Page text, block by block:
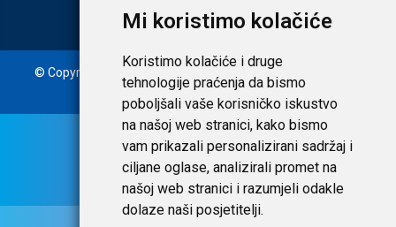
Mi koristimo kolačiće
Koristimo kolačiće i druge
tehnologije praćenja da bismo
poboljšali vaše korisničko iskustvo
na našoj web stranici, kako bismo
vam prikazali personalizirani sadržaj i
ciljane oglase, analizirali promet na
našoj web stranici i razumjeli odakle
dolaze naši posjetitelji.
© Copyright 2020. Laudato d.o.o. | Tečaj konverzije: 1 EUR =
7,53450 HRK | Uvjeti i privatnost